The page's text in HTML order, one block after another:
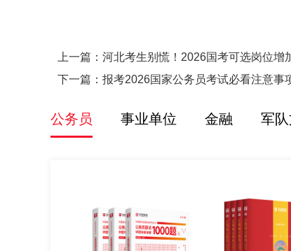
上一篇： 河北考生别慌！2026国考可选岗位增
下一篇： 报考2026国家公务员考试必看注意事
公务员 事业单位 金融 军